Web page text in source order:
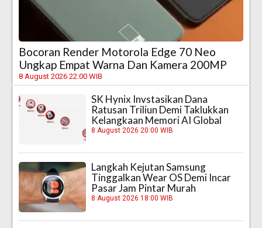
Bocoran Render Motorola Edge 70 Neo
Ungkap Empat Warna Dan Kamera 200MP
8 August 2026 22:00 WIB
SK Hynix Invstasikan Dana
Ratusan Triliun Demi Taklukkan
Kelangkaan Memori AI Global
8 August 2026 20:00 WIB
Langkah Kejutan Samsung
Tinggalkan Wear OS Demi Incar
Pasar Jam Pintar Murah
8 August 2026 18:00 WIB